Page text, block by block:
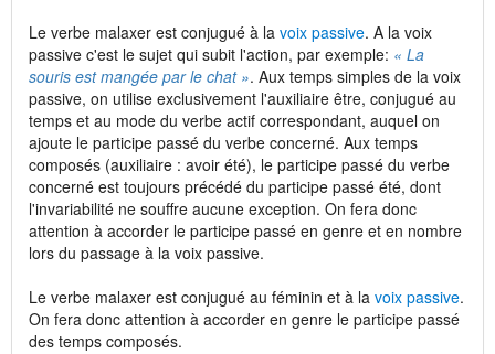
Le verbe malaxer est conjugué à la voix passive. A la voix
passive c'est le sujet qui subit l'action, par exemple: « La
souris est mangée par le chat ». Aux temps simples de la voix
passive, on utilise exclusivement l'auxiliaire être, conjugué au
temps et au mode du verbe actif correspondant, auquel on
ajoute le participe passé du verbe concerné. Aux temps
composés (auxiliaire : avoir été), le participe passé du verbe
concerné est toujours précédé du participe passé été, dont
l'invariabilité ne souffre aucune exception. On fera donc
attention à accorder le participe passé en genre et en nombre
lors du passage à la voix passive.
Le verbe malaxer est conjugué au féminin et à la voix passive.
On fera donc attention à accorder en genre le participe passé
des temps composés.